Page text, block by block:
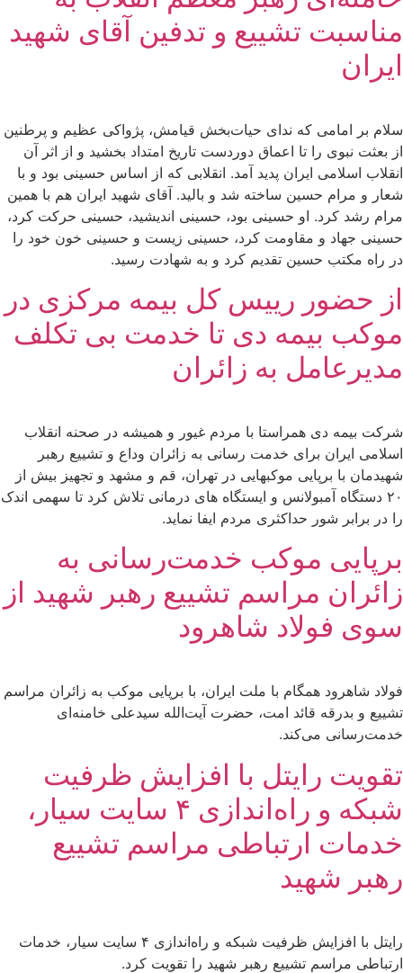
مناسبت تشییع و تدفین آقای شهید
ایران
سلام بر امامی که ندای حیات‌بخش قیامش، پژواکی عظیم و پرطنین
از بعثت نبوی را تا اعماق دوردست تاریخ امتداد بخشید و از اثر آن
انقلاب اسلامی ایران پدید آمد. انقلابی که از اساس حسینی بود و با
شعار و مرام حسین ساخته شد و بالید. آقای شهید ایران هم با همین
مرام رشد کرد. او حسینی بود، حسینی اندیشید، حسینی حرکت کرد،
حسینی جهاد و مقاومت کرد، حسینی زیست و حسینی خون خود را
در راه مکتب حسین تقدیم کرد و به شهادت رسید.
از حضور رییس کل بیمه مرکزی در
موکب بیمه دی تا خدمت بی تکلف
مدیرعامل به زائران
شرکت بیمه دی همراستا با مردم غیور و همیشه در صحنه انقلاب
اسلامی ایران برای خدمت رسانی به زائران وداع و تشییع رهبر
شهیدمان با برپایی موکبهایی در تهران، قم و مشهد و تجهیز بیش از
۲۰ دستگاه آمبولانس و ایستگاه های درمانی تلاش کرد تا سهمی اندک
را در برابر شور حداکثری مردم ایفا نماید.
برپایی موکب خدمت‌رسانی به
زائران مراسم تشییع رهبر شهید از
سوی فولاد شاهرود
فولاد شاهرود همگام با ملت ایران، با برپایی موکب به زائران مراسم
تشییع و بدرقه قائد امت، حضرت آیت‌الله سیدعلی خامنه‌ای
خدمت‌رسانی می‌کند.
تقویت رایتل با افزایش ظرفیت
شبکه و راه‌اندازی ۴ سایت سیار،
خدمات ارتباطی مراسم تشییع
رهبر شهید
رایتل با افزایش ظرفیت شبکه و راه‌اندازی ۴ سایت سیار، خدمات
ارتباطی مراسم تشییع رهبر شهید را تقویت کرد.